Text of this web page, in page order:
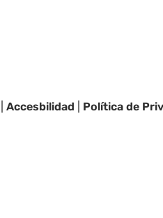
Accesbilidad Política de